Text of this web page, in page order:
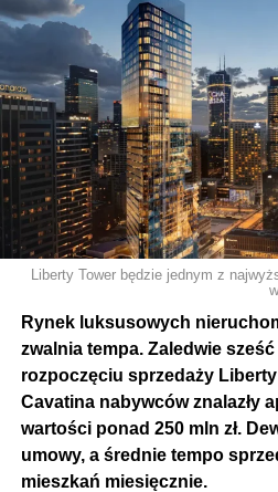
Liberty Tower będzie jednym z
Rynek luksusowych
zwalnia tempa. Zaledwie
rozpoczęciu sprzedaży
Cavatina nabywców znalazły
wartości ponad 250 mln zł.
umowy, a średnie tempo
mieszkań miesięcznie.